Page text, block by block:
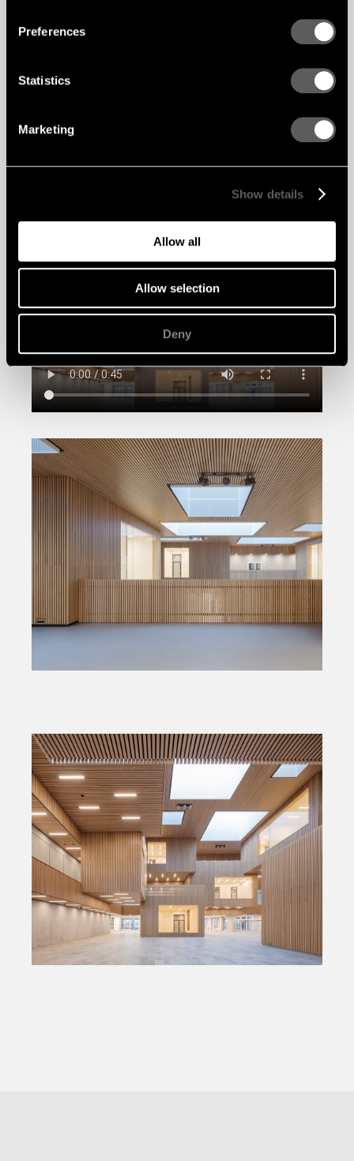
Preferences
Statistics
Marketing
Show details
Allow all
Allow selection
Deny